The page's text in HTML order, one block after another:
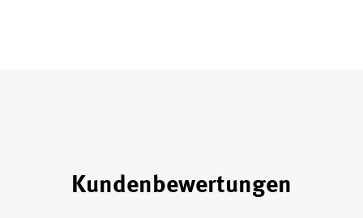
Kundenbewertungen